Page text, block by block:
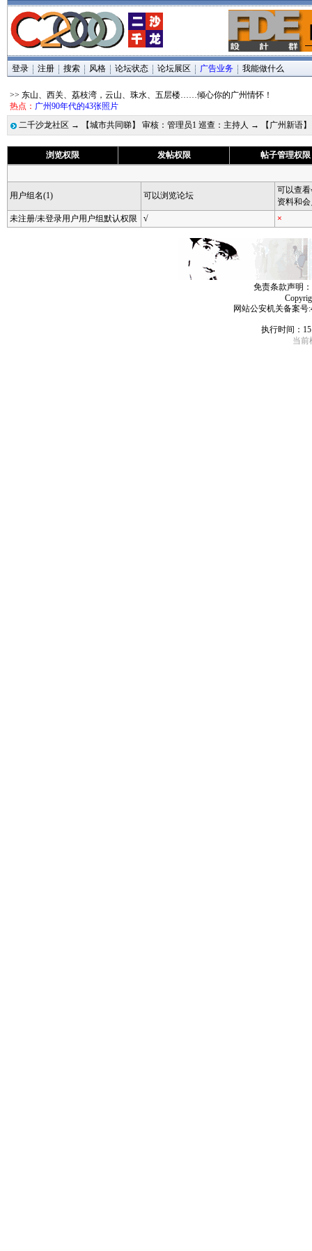
登录 注册 搜索 风格 论坛状态 论坛展区 广告业务 我能做什么
>> 东山、西关、荔枝湾，云山、珠水、五层楼……倾心你的广州情怀！
热点： 广州90年代的43张照片
二千沙龙社区 → 【城市共同睇】 审核：管理员1 巡查：主持人 → 【广州新语
浏览权限 发帖权限 帖子管理权限
用户组名(1) 可以浏览论坛
可以查
资料和
未注册/未登录用户用户组默认权限
√ ×
免责条款声明
网站公安机关备案号
执行时间：
当前